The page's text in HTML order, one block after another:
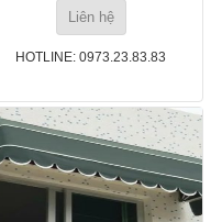
Liên hệ
HOTLINE: 0973.23.83.83